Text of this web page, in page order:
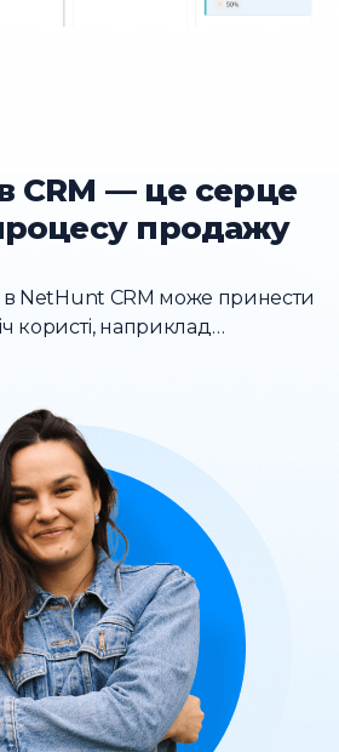
CRM — це серце
продажу
NetHunt CRM може принести
користі, наприклад…